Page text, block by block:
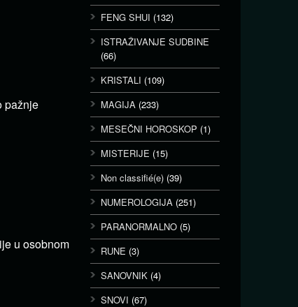
pažnje
u osobnom
FENG SHUI (132)
ISTRAŽIVANJE SUDBINE
(66)
KRISTALI (109)
MAGIJA (233)
MESEČNI HOROSKOP (1)
MISTERIJE (15)
Non classifié(e) (39)
NUMEROLOGIJA (251)
PARANORMALNO (5)
RUNE (3)
SANOVNIK (4)
SNOVI (67)